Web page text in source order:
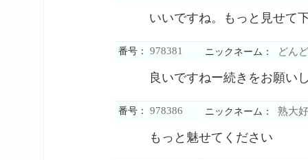
いいですね。もっと見せて
番号： 978381 ニックネーム： どん
良いですねー続きをお願い
番号： 978386 ニックネーム： 熟大
もっと魅せてください